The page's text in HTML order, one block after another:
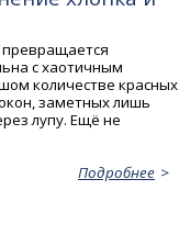
превращается
с хаотичным
количестве красных
заметных лишь
лупу. Ещё не
Подробнее